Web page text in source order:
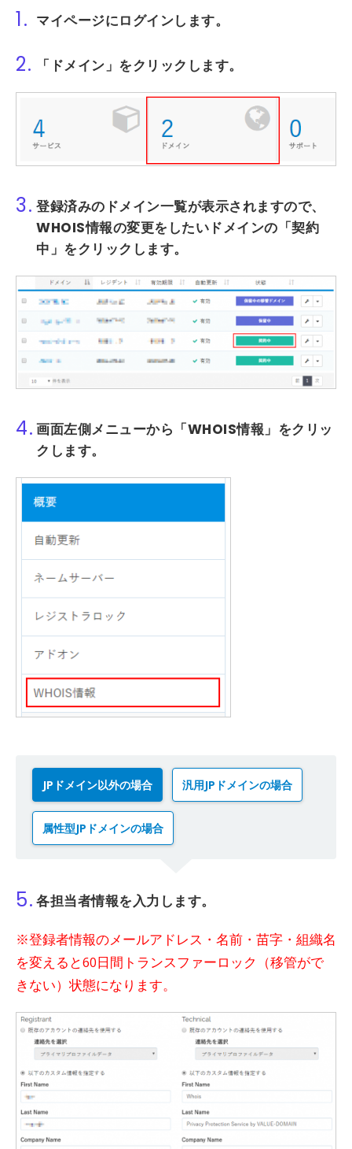
1. マイページにログインします。
2. 「ドメイン」 をクリックします。
3. 登録済みのドメイン一覧が表示されますので、
WHOIS情報の変更をしたいドメインの 「契約
中」 をクリックします。
4. 画面左側メニューから 「WHOIS情報」 をクリッ
クします。
JPドメイン以外の場合 汎用JPドメインの場合
属性型JPドメインの場合
5. 各担当者情報を入力します。
※登録者情報のメールアドレス・名前・苗字・組織名
を変えると60日間トランスファーロック（移管がで
きない）状態になります。